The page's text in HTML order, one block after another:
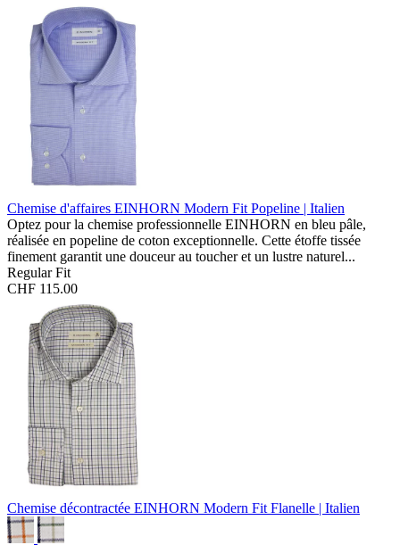
Chemise d'affaires EINHORN Modern Fit Popeline | Italien
Optez pour la chemise professionnelle EINHORN en bleu pâle,
réalisée en popeline de coton exceptionnelle. Cette étoffe tissée
finement garantit une douceur au toucher et un lustre naturel...
Regular Fit
CHF 115.00
Chemise décontractée EINHORN Modern Fit Flanelle | Italien